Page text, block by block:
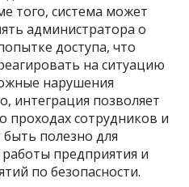
того, система может
администратора о
доступа, что
на ситуацию
нарушения
интеграция позволяет
проходах сотрудников и
полезно для
предприятия и
по безопасности.